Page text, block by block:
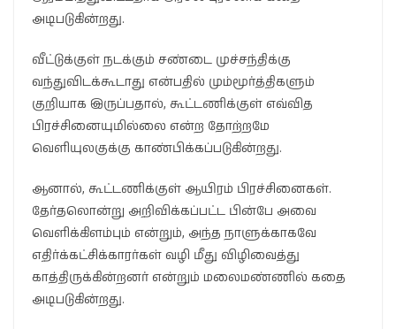
அடிபடுகின்றது.
வீட்டுக்குள் நடக்கும் சண்டை முச்சந்திக்கு
வந்துவிடக்கூடாது என்பதில் மும்மூர்த்திகளும்
குறியாக இருப்பதால், கூட்டணிக்குள் எவ்வித
பிரச்சினையுமில்லை என்ற தோற்றமே
வெளியுலகுக்கு காண்பிக்கப்படுகின்றது.
ஆனால், கூட்டணிக்குள் ஆயிரம் பிரச்சினைகள்.
தேர்தலொன்று அறிவிக்கப்பட்ட பின்பே அவை
வெளிக்கிளம்பும் என்றும், அந்த நாளுக்காகவே
எதிர்க்கட்சிக்காரர்கள் வழி மீது விழிவைத்து
காத்திருக்கின்றனர் என்றும் மலைமண்ணில் கதை
அடிபடுகின்றது.